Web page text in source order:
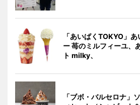
「あいぱくTOKYO」
ー 苺のミルフィーユ、
ト milky、
「ブボ・バルセロナ」